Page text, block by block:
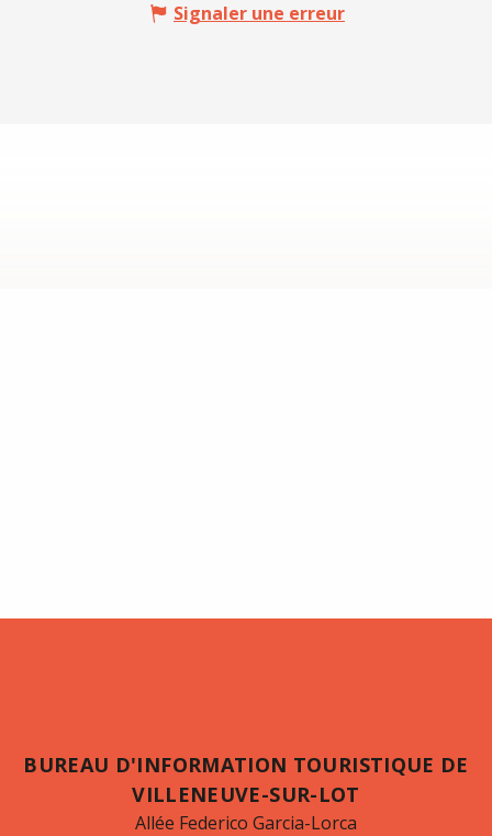
Signaler une erreur
BUREAU D'INFORMATION TOURISTIQUE DE
VILLENEUVE-SUR-LOT
Allée Federico Garcia-Lorca